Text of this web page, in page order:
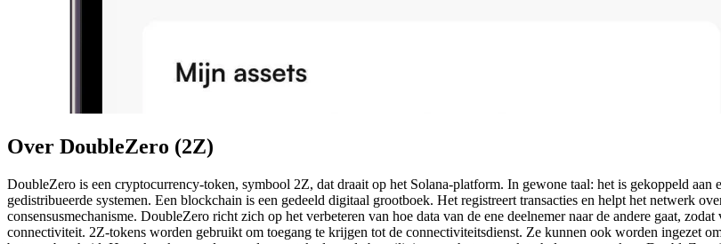
Over DoubleZero (2Z)
DoubleZero is een cryptocurrency-token, symbool 2Z, dat draait op het Solana-platform. In gewone taal: het is gekoppeld
gedistribueerde systemen. Een blockchain is een gedeeld digitaal grootboek. Het registreert transacties en helpt het netwerk
consensusmechanisme. DoubleZero richt zich op het verbeteren van hoe data van de ene deelnemer naar de andere gaat,
connectiviteit. 2Z-tokens worden gebruikt om toegang te krijgen tot de connectiviteitsdienst. Ze kunnen ook worden ingezet